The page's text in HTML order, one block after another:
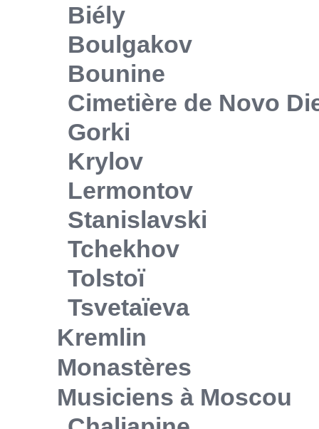
Biély
Boulgakov
Bounine
Cimetière de Novo
Gorki
Krylov
Lermontov
Stanislavski
Tchekhov
Tolstoï
Tsvetaïeva
Kremlin
Monastères
Musiciens à Moscou